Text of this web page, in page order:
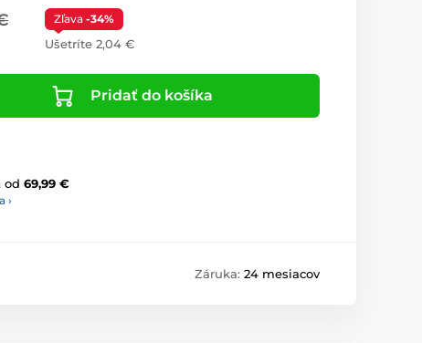
Zľava -34%
Ušetríte 2,04 €
Pridať do košíka
od 69,99 €
›
Záruka: 24 mesiacov